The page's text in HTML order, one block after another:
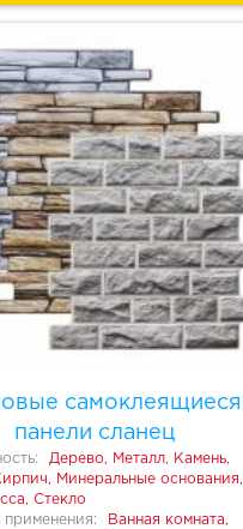
самоклеящиеся
панели сланец
Дерево, Металл, Камень,
Минеральные основания,
Стекло
применения:
Ванная комната,